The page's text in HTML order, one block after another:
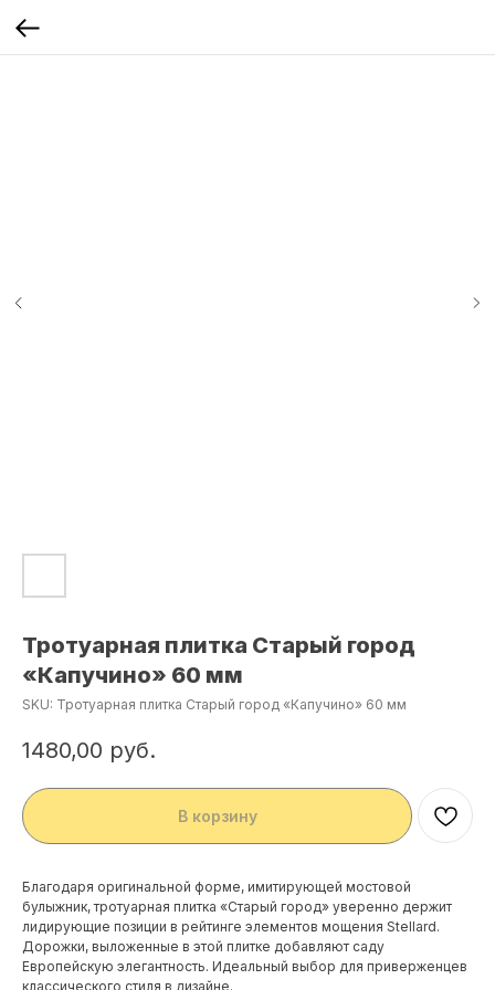
Тротуарная плитка Старый город
«Капучино» 60 мм
SKU: Тротуарная плитка Старый город «Капучино» 60 мм
1480,00 руб.
В корзину
Благодаря оригинальной форме, имитирующей мостовой
булыжник, тротуарная плитка «Старый город» уверенно держит
лидирующие позиции в рейтинге элементов мощения Stellard.
Дорожки, выложенные в этой плитке добавляют саду
Европейскую элегантность. Идеальный выбор для приверженцев
классического стиля в дизайне.